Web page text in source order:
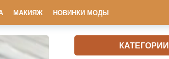
МАКИЯЖ НОВИНКИ МОДЫ
КАТЕГОРИИ